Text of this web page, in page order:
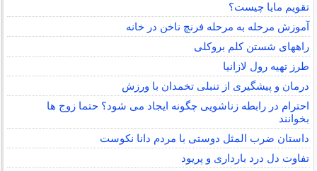
تقویم مایا چیست؟
آموزش مرحله به مرحله فرنچ ناخن در خانه
راههای شستن کلم بروکلی
طرز تهیه رول لازانیا
درمان و پیشگیری از تنبلی تخمدان با ورزش
احترام در رابطه زناشویی چگونه ایجاد می شود؟ حتما زوج ها
بخوانند
داستان ضرب المثل دوستی با مردم دانا نكوست
تفاوت دل درد بارداری و پریود